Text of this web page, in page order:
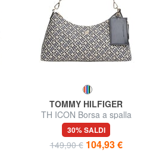
TOMMY HILFIGER
TH ICON Borsa a spalla
30% SALDI
149,90 € 104,93 €